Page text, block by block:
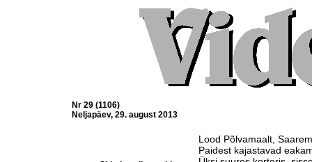
Nr 29 (1106)
Neljapäev, 29. august 2013
Lood Põlvamaalt,
Paidest kajastavad